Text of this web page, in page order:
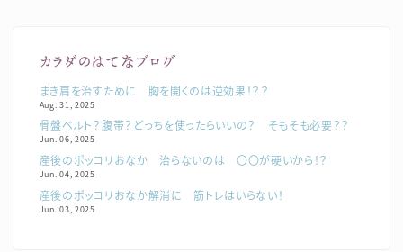
カラダのはてなブログ
まき肩を治すために 胸を開くのは逆効果！？？
Aug. 31, 2025
骨盤ベルト？腹帯？どっちを使ったらいいの？ そもそも必要？？
Jun. 06, 2025
産後のポッコリおなか 治らないのは 〇〇が硬いから！？
Jun. 04, 2025
産後のポッコリおなか解消に 筋トレはいらない！
Jun. 03, 2025